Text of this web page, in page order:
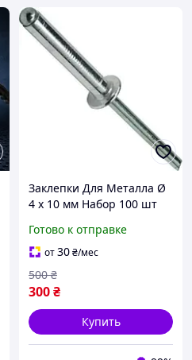
Заклепки Для Металла Ø
4 х 10 мм Набор 100 шт
Готово к отправке
от30₴/мес
300₴
500 ₴
Купить